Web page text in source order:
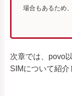
場合もあるため
次章では、povo
SIMについて紹介